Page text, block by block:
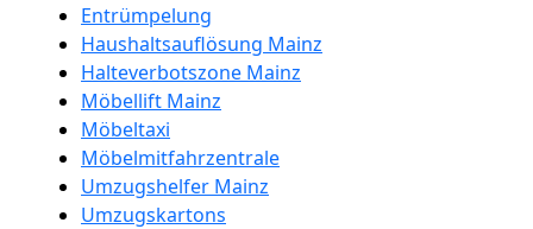
Entrümpelung
Haushaltsauflösung Mainz
Halteverbotszone Mainz
Möbellift Mainz
Möbeltaxi
Möbelmitfahrzentrale
Umzugshelfer Mainz
Umzugskartons